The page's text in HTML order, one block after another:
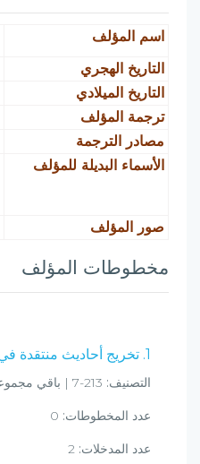
اسم المؤلف
التاريخ الهجري
التاريخ الميلادي
ترجمة المؤلف
مصادر الترجمة
الأسماء البديلة للمؤلف
صور المؤلف
مخطوطات المؤلف
1. تخريج أحاديث منتقدة في كتاب التوحيد
التصنيف:
عدد المخطوطات:
عدد المدخلات: